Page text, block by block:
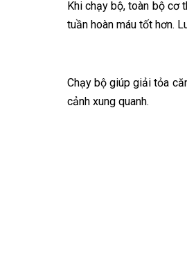
Khi chạy bộ, toàn bộ cơ
tuần hoàn máu tốt hơn.
Chạy bộ giúp giải tỏa
cảnh xung quanh.